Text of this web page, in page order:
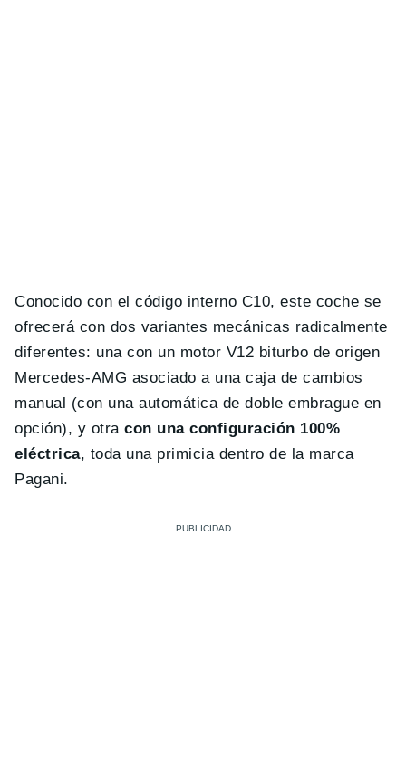
Conocido con el código interno C10, este coche se
ofrecerá con dos variantes mecánicas radicalmente
diferentes: una con un motor V12 biturbo de origen
Mercedes-AMG asociado a una caja de cambios
manual (con una automática de doble embrague en
opción), y otracon una configuración 100%
eléctrica, toda una primicia dentro de la marca
Pagani.